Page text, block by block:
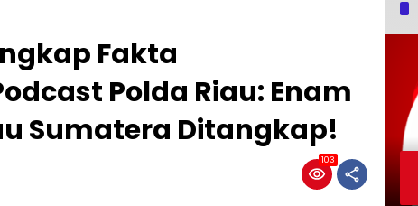
Fakta
Polda Riau: Enam
Sumatera Ditangkap!
103